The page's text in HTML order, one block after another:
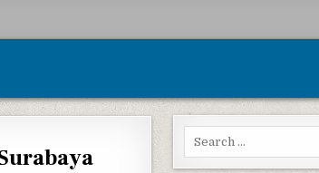
Search for: